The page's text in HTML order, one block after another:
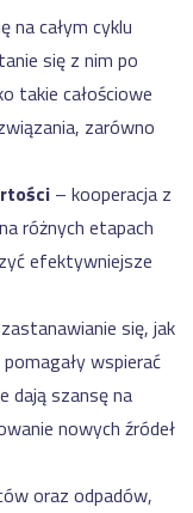
na całym cyklu
się z nim po
takie całościowe
zarówno
– kooperacja z
różnych etapach
efektywniejsze
się, jak
wspierać
dają szansę na
nowych źródeł
oraz odpadów,